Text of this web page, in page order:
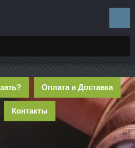
Оплата и Доставка
Контакты